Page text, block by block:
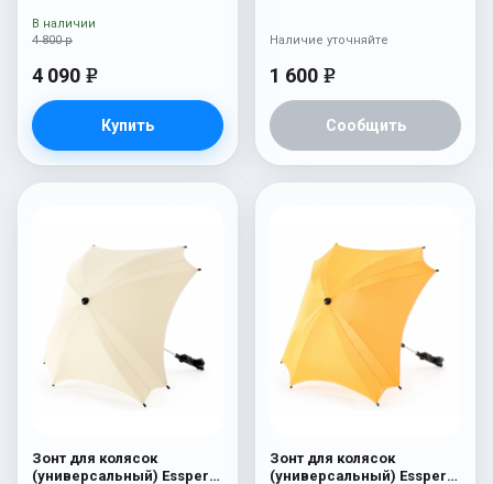
4 800 р
4 090 e
Купить
В наличии
1 600 e
Сообщить
Наличие уточняйте
Зонт для колясок
(универсальный) Esspero
Зонт для колясок
(универсальный) Esspero